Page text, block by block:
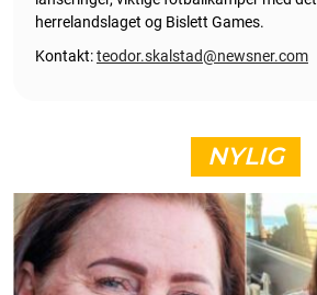
herrelandslaget og Bislett Games.
Kontakt:teodor.skalstad@newsner.com
NYLIG